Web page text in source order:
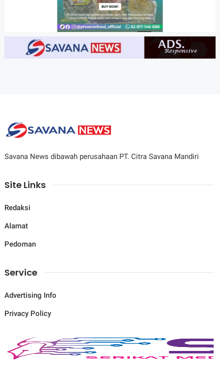
Savana News dibawah perusahaan PT. Citra Savana Mandiri
Site Links
Redaksi
Alamat
Pedoman
Service
Advertising Info
Privacy Policy